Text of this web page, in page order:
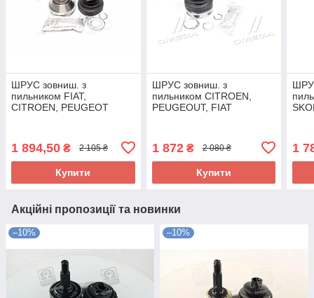
ШРУС зовниш. з
пильником FIAT,
CITROEN, PEUGEOT
1 894,50 ₴ 2 105 ₴
Купити
ШРУС зовниш. з
пильником CITROEN,
PEUGEOUT, FIAT
1 872₴ 2 080 ₴
Купити
1
Акційні пропозиції та новинки
–10% –10%